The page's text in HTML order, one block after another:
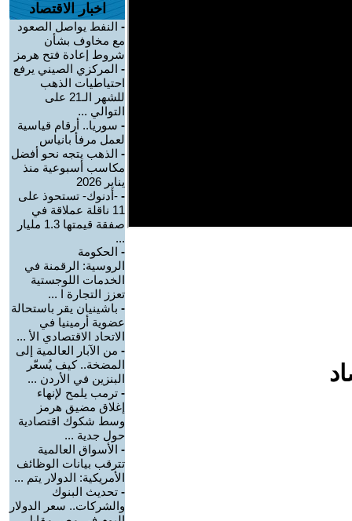
اخبار الاقتصاد
- النفط يواصل الصعود
مع مخاوف بشأن
شروط إعادة فتح هرمز
- المركزي الصيني يرفع
احتياطيات الذهب
للشهر الـ21 على
التوالي ...
- سوريا.. أرقام قياسية
لعمل مرفأ بانياس
- الذهب يتجه نحو أفضل
مكاسب أسبوعية منذ
يناير 2026
- -أدنوك- تستحوذ على
11 ناقلة عملاقة في
صفقة قيمتها 1.3 مليار
...
- الحكومة
الروسية: الرقمنة في
الخدمات اللوجستية
تعزز التجارة ا ...
- باشينيان يقر باستحالة
عضوية أرمينيا في
الاتحاد الاقتصادي الأ ...
- من الآبار العالمية إلى
المضخة.. كيف يُسعّر
البنزين في الأردن ...
- ترمب يلمح لإنهاء
إغلاق مضيق هرمز
وسط شكوك اقتصادية
حول جدية ...
- الأسواق العالمية
تترقب بيانات الوظائف
الأمريكية: الدولار يتم ...
- تحديث البنوك
والشركات.. سعر الدولار